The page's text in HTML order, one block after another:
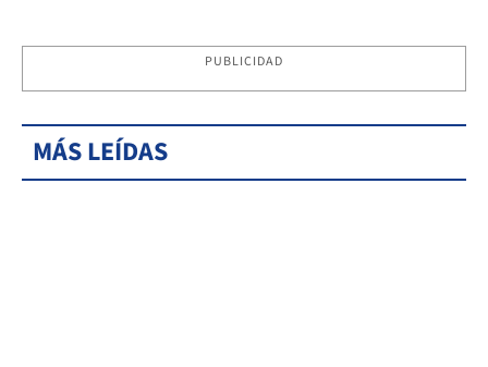
PUBLICIDAD
MÁS LEÍDAS